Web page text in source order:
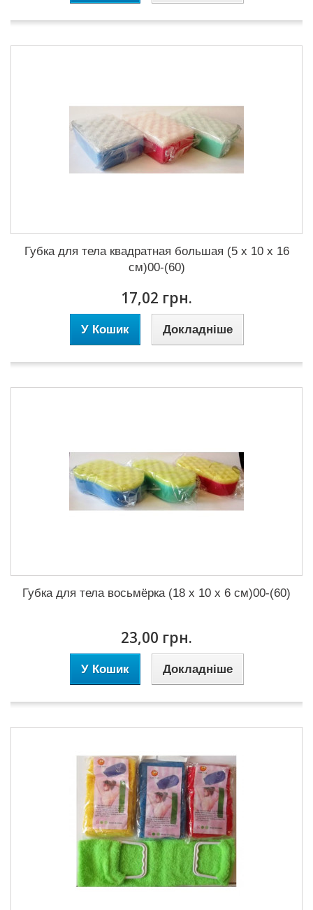
Губка для тела квадратная большая (5 х 10 х 16
см)00-(60)
17,02 грн.
У Кошик Докладніше
Губка для тела восьмёрка (18 х 10 х 6 см)00-(60)
23,00 грн.
У Кошик Докладніше